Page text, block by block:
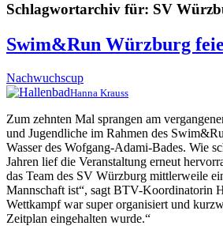
Schlagwortarchiv für: SV
Swim&Run Würzburg
Nachwuchscup
Hanna Krauss
Zum zehnten Mal sprangen am
und Jugendliche im Rahmen des
Wasser des Wofgang-Adami-Bades. Wie
Jahren lief die Veranstaltung erneut
das Team des SV Würzburg mittlerweile
Mannschaft ist“, sagt BTV-Koordinatorin
Wettkampf war super organisiert und
Zeitplan eingehalten wurde.“